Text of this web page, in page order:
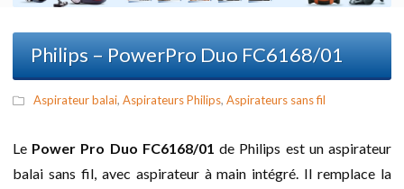
Philips – PowerPro Duo FC6168/01
Aspirateur balai, Aspirateurs Philips, Aspirateurs sans fil
Le Power Pro Duo FC6168/01 de Philips est un aspirateur
balai sans fil, avec aspirateur à main intégré. Il remplace la